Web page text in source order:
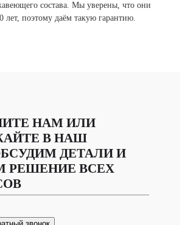
состава. Мы уверены, что они
лет, поэтому даём такую гарантию.
НАМ ИЛИ
В НАШ
ДЕТАЛИ И
РЕШЕНИЕ ВСЕХ